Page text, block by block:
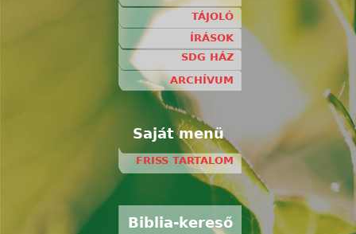
TÁJOLÓ
ÍRÁSOK
SDG HÁZ
ARCHÍVUM
Saját menü
FRISS TARTALOM
Biblia-kereső